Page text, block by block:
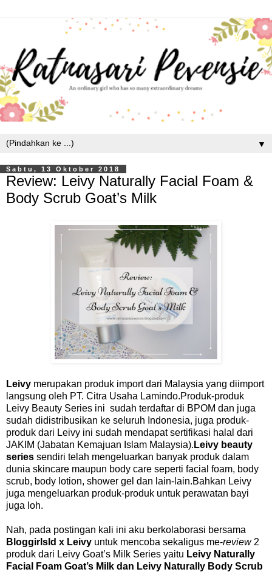
▼
Sabtu, 13 Oktober 2018
Review: Leivy Naturally Facial Foam &
Body Scrub Goat’s Milk
Leivy merupakan produk import dari Malaysia yang diimport
langsung oleh PT. Citra Usaha Lamindo.Produk-produk
Leivy Beauty Series ini sudah terdaftar di BPOM dan juga
sudah didistribusikan ke seluruh Indonesia, juga produk-
produk dari Leivy ini sudah mendapat sertifikasi halal dari
JAKIM (Jabatan Kemajuan Islam Malaysia). Leivy beauty
series sendiri telah mengeluarkan banyak produk dalam
dunia skincare maupun body care seperti facial foam, body
scrub, body lotion, shower gel dan lain-lain.Bahkan Leivy
juga mengeluarkan produk-produk untuk perawatan bayi
juga loh.
Nah, pada postingan kali ini aku berkolaborasi bersama
BloggirlsId x Leivy untuk mencoba sekaligus me-review2
produk dari Leivy Goat’s Milk Series yaitu Leivy Naturally
Facial Foam Goat’s Milk dan Leivy Naturally Body Scrub